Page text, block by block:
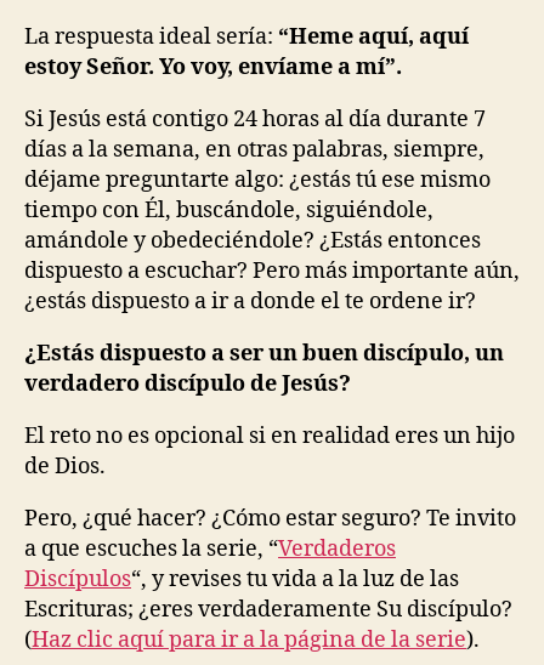
La respuesta ideal sería: “Heme aquí, aquí
estoy Señor. Yo voy, envíame a mí”.
Si Jesús está contigo 24 horas al día durante 7
días a la semana, en otras palabras, siempre,
déjame preguntarte algo: ¿estás tú ese mismo
tiempo con Él, buscándole, siguiéndole,
amándole y obedeciéndole? ¿Estás entonces
dispuesto a escuchar? Pero más importante aún,
¿estás dispuesto a ir a donde el te ordene ir?
¿Estás dispuesto a ser un buen discípulo, un
verdadero discípulo de Jesús?
El reto no es opcional si en realidad eres un hijo
de Dios.
Pero, ¿qué hacer? ¿Cómo estar seguro? Te invito
a que escuches la serie, “Verdaderos
Discípulos“, y revises tu vida a la luz de las
Escrituras; ¿eres verdaderamente Su discípulo?
(Haz clic aquí para ir a la página de la serie).